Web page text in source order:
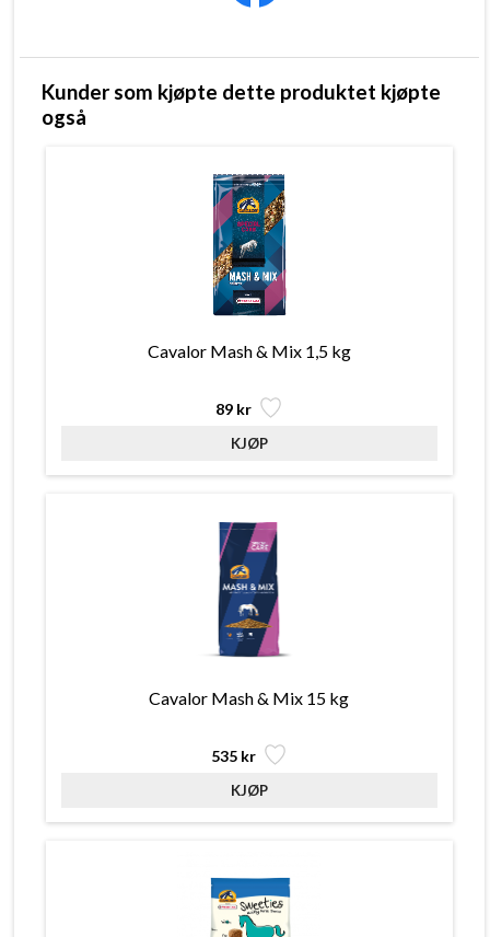
Kunder som kjøpte dette produktet kjøpte
også
Cavalor Mash & Mix 1,5 kg
89 kr
Cavalor Mash & Mix 15 kg
535 kr